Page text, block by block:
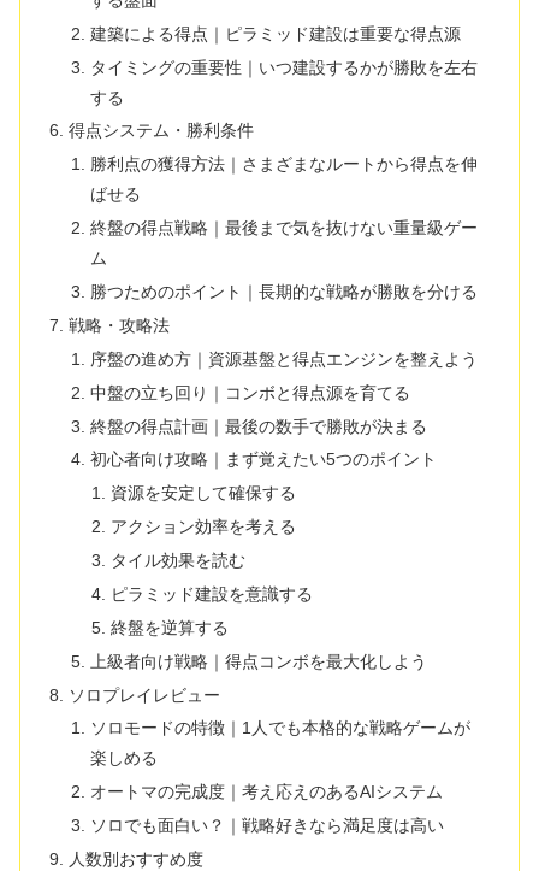
建築による得点｜ピラミッド建設は重要な得点源
タイミングの重要性｜いつ建設するかが勝敗を左右
する
得点システム・勝利条件
勝利点の獲得方法｜さまざまなルートから得点を伸
ばせる
終盤の得点戦略｜最後まで気を抜けない重量級ゲー
ム
勝つためのポイント｜長期的な戦略が勝敗を分ける
戦略・攻略法
序盤の進め方｜資源基盤と得点エンジンを整えよう
中盤の立ち回り｜コンボと得点源を育てる
終盤の得点計画｜最後の数手で勝敗が決まる
初心者向け攻略｜まず覚えたい5つのポイント
資源を安定して確保する
アクション効率を考える
タイル効果を読む
ピラミッド建設を意識する
終盤を逆算する
上級者向け戦略｜得点コンボを最大化しよう
ソロプレイレビュー
ソロモードの特徴｜1人でも本格的な戦略ゲームが
楽しめる
オートマの完成度｜考え応えのあるAIシステム
ソロでも面白い？｜戦略好きなら満足度は高い
人数別おすすめ度